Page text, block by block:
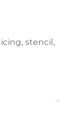
, stencil ,